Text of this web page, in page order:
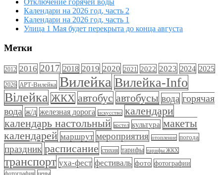
Отключение горячей воды
Календари на 2026 год, часть 2
Календари на 2026 год, часть 1
Улица 1 Мая будет перекрыта до конца августа
Метки
2012 2016 2017 2018 2019 2020 2021 2022 2023 2024 2025
2026 АРТ-Вилейка Вилейка Вилейка-Info
Вілейка ЖКХ автобус автобусы вода горячая
вода ж/д железная дорога искусство
календари
календарь настольный
костел культура макеты
календарей маршрут мероприятия отопление погода
праздник расписание стихия тарифы тарифы ЖКХ
транспорт уха-фест фестиваль фото фотографии
фотография цены